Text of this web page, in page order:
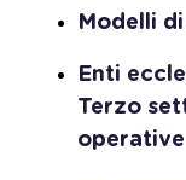
Modelli
Enti
Terzo
operative